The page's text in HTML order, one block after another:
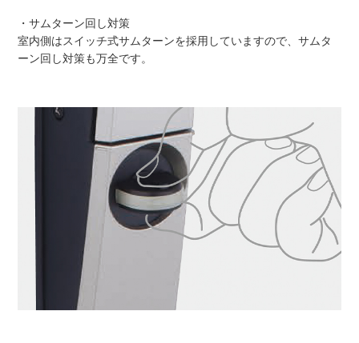
・サムターン回し対策
室内側はスイッチ式サムターンを採用していますので、サムタ
ーン回し対策も万全です。